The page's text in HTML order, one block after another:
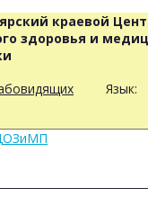
краевой
здоровья и
Язык: